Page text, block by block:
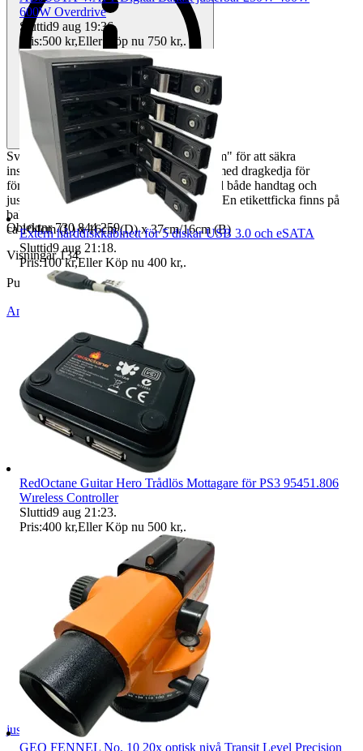
Svart gitarrväska med "neck protect system" för att säkra
instrumentets hals. Väskan har flera fack med dragkedja för
förvaring av tillbehör. Den är utrustad med både handtag och
justerbara axelremmar för enkel transport. En etikettficka finns på
baksidan.
ca 104cm (L) x 16cm (D) x 37cm/16cm (B)
Objektnr 730 844 259
Visningar 134
Publicerad 10 maj 09:26
Anmäl
justbrowsing
600W Overdrive
Sluttid9 aug 19:36.
Pris:500 kr,Eller Köp nu 750 kr,.
Extern hårddiskkabinett för 5 diskar USB 3.0 och eSATA
Sluttid9 aug 21:18.
Pris:100 kr,Eller Köp nu 400 kr,.
RedOctane Guitar Hero Trådlös Mottagare för PS3 95451.806
Wıreless Controller
Sluttid9 aug 21:23.
Pris:400 kr,Eller Köp nu 500 kr,.
GEO FENNEL No. 10 20x optisk nivå Transit Level Precision